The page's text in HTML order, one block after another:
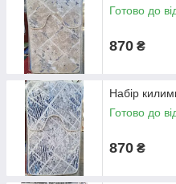
Готово до
870 ₴
Набір
Готово до
870 ₴